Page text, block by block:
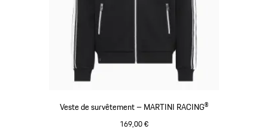
Veste de survêtement – MARTINI RACING®
169,00 €